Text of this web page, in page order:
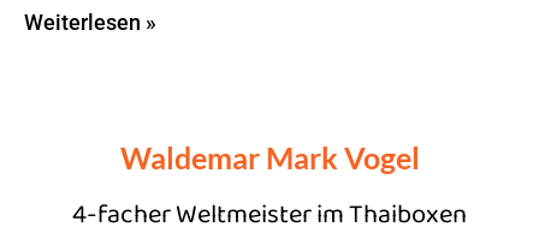
Weiterlesen »
Waldemar Mark Vogel
4-facher Weltmeister im Thaiboxen